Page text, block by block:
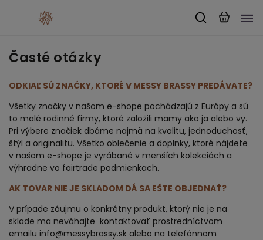
Časté otázky
ODKIAĽ SÚ ZNAČKY, KTORÉ V MESSY BRASSY PREDÁVATE?
Všetky značky v našom e-shope pochádzajú z Európy a sú
to malé rodinné firmy, ktoré založili mamy ako ja alebo vy.
Pri výbere značiek dbáme najmä na kvalitu, jednoduchosť,
štýl a originalitu. Všetko oblečenie a doplnky, ktoré nájdete
v našom e-shope je vyrábané v menších kolekciách a
výhradne vo fairtrade podmienkach.
AK TOVAR NIE JE SKLADOM DÁ SA EŠTE OBJEDNAŤ?
V prípade záujmu o konkrétny produkt, ktorý nie je na
sklade ma neváhajte kontaktovať prostredníctvom
emailu info@messybrassy.sk alebo na telefónnom